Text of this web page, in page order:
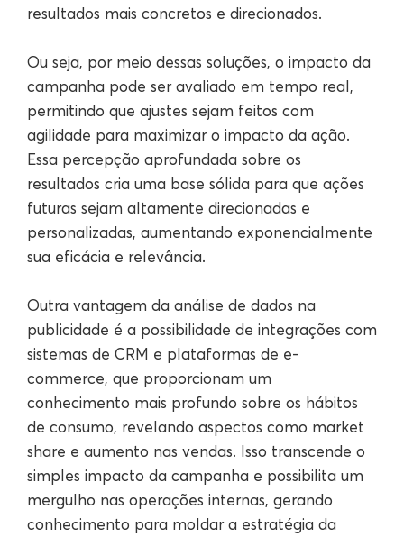
resultados mais concretos e direcionados.
Ou seja, por meio dessas soluções, o impacto da
campanha pode ser avaliado em tempo real,
permitindo que ajustes sejam feitos com
agilidade para maximizar o impacto da ação.
Essa percepção aprofundada sobre os
resultados cria uma base sólida para que ações
futuras sejam altamente direcionadas e
personalizadas, aumentando exponencialmente
sua eficácia e relevância.
Outra vantagem da análise de dados na
publicidade é a possibilidade de integrações com
sistemas de CRM e plataformas de e-
commerce, que proporcionam um
conhecimento mais profundo sobre os hábitos
de consumo, revelando aspectos como market
share e aumento nas vendas. Isso transcende o
simples impacto da campanha e possibilita um
mergulho nas operações internas, gerando
conhecimento para moldar a estratégia da